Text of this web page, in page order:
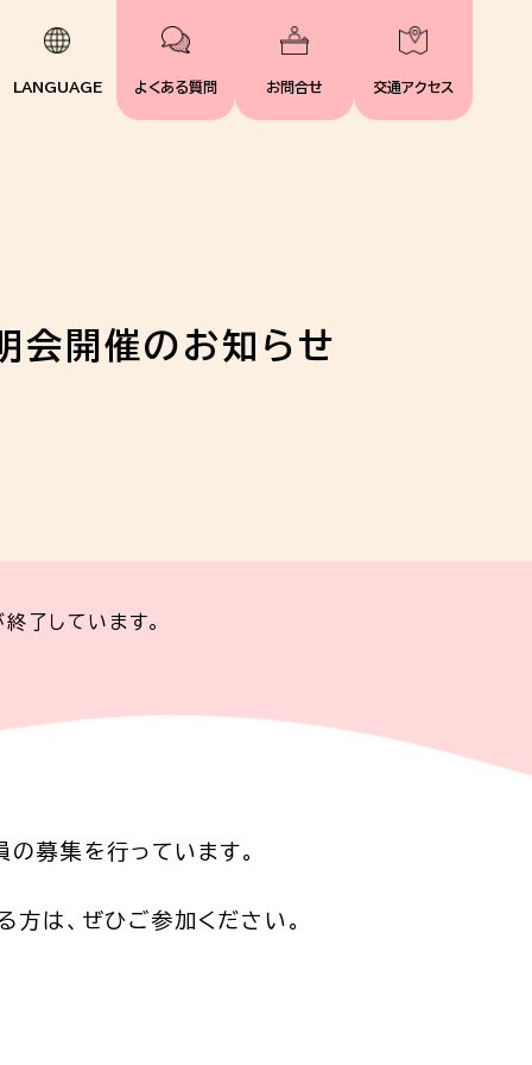
LANGUAGE よくある質問 お問合せ 交通アクセス
会開催のお知らせ
了しています。
募集を行っています。
は、ぜひご参加ください。